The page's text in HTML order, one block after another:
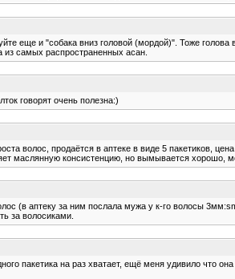
еще и "собака вниз головой (мордой)". Тоже голова
самых распространенных асан.
говорят очень полезна:)
волос, продаётся в аптеке в виде 5 пакетиков,
маслянную консистенцию, но вымывается хорошо,
(в аптеку за ним послала мужа у к-го волосы
за волосиками.
пакетика на раз хватает, ещё меня удивило что